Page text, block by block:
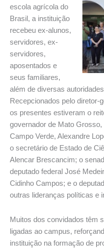
escola agrícola do
Brasil, a instituição
recebeu ex-alunos,
servidores, ex-
servidores,
aposentados e
seus familiares,
além de diversas
Recepcionados pelo diretor-
os presentes estiveram o
governador de Mato
Campo Verde, Alexandre
o secretário de Estado de
Alencar Brescancim; o
deputado federal José
Cidinho Campos; e o
outras lideranças políticas e
Muitos dos convidados têm
ligadas ao campus,
instituição na formação de